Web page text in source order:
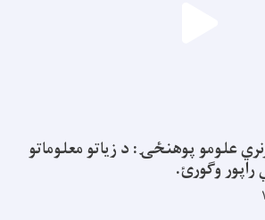
علومو پوهنځۍ: د زیاتو معلوماتو
راپور وګورئ.